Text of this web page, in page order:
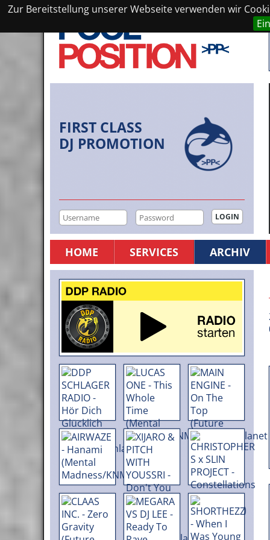
Zur Bereitstellung unserer Webseite verwenden wir
FIRST CLASS
DJ PROMOTION
HOME SERVICES ARCHIV